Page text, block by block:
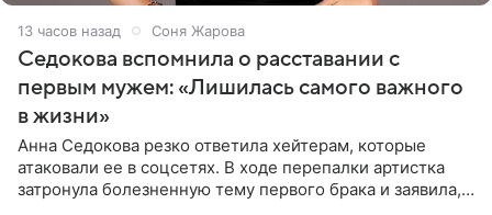
13 часов назад Соня Жарова
Седокова вспомнила о расставании с
первым мужем: «Лишилась самого важного
в жизни»
Анна Седокова резко ответила хейтерам, которые
атаковали ее в соцсетях. В ходе перепалки артистка
затронула болезненную тему первого брака и заявила,